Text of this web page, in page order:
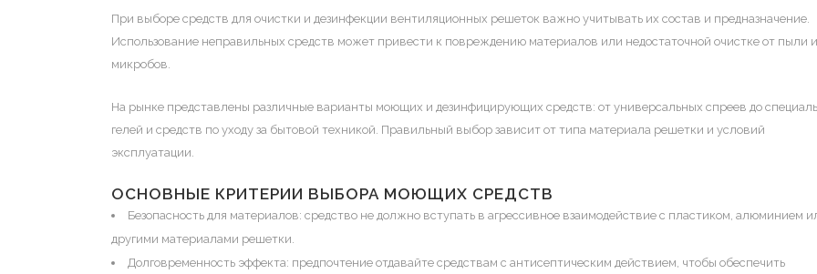
При выборе средств для очистки и дезинфекции вентиляционных решеток важно учитывать их состав и предназначение.
Использование неправильных средств может привести к повреждению материалов или недостаточной очистке от пыли и
микробов.
На рынке представлены различные варианты моющих и дезинфицирующих средств: от универсальных спреев до
гелей и средств по уходу за бытовой техникой. Правильный выбор зависит от типа материала решетки и условий
эксплуатации.
ОСНОВНЫЕ КРИТЕРИИ ВЫБОРА МОЮЩИХ СРЕДСТВ
Безопасность для материалов: средство не должно вступать в агрессивное взаимодействие с пластиком, алюминием
другими материалами решетки.
Долговременность эффекта: предпочтение отдавайте средствам с антисептическим действием, чтобы обеспечить